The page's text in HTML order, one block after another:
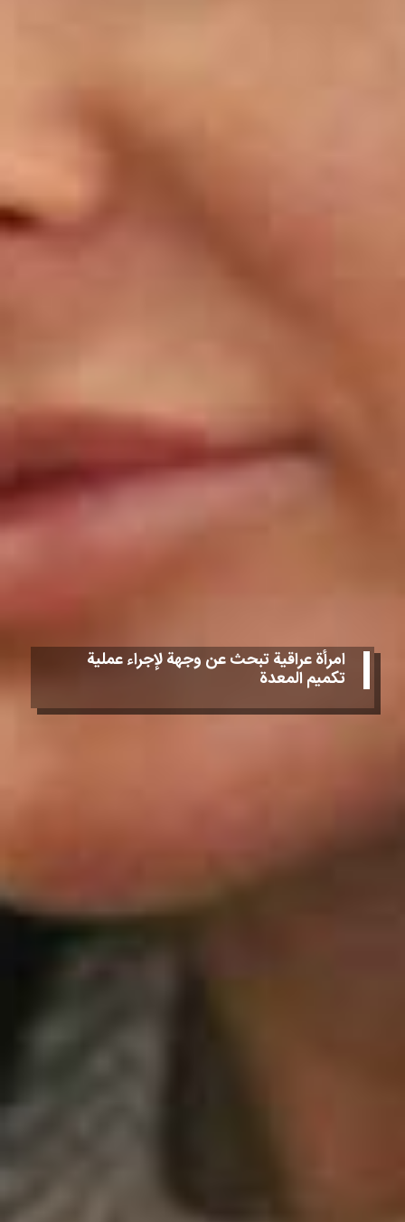
امرأة عراقية تبحث عن وجهة لإجراء عملية
تكميم المعدة